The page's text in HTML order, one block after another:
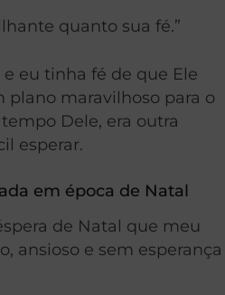
quanto sua fé.”
eu tinha fé de que Ele
plano maravilhoso para o
Dele, era outra
esperar.
em época de Natal
de Natal que meu
ansioso e sem esperança